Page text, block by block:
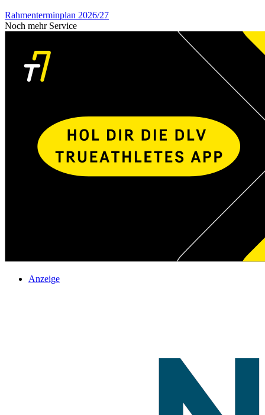
Rahmenterminplan 2026/27
Noch mehr Service
Anzeige